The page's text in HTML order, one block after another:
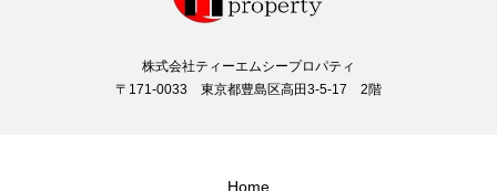
株式会社ティーエムシープロパティ
〒171-0033 東京都豊島区高田3-5-17 2階
Home